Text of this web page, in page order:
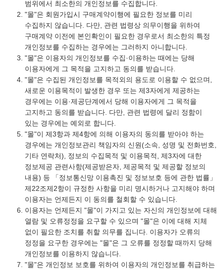
범위에서 최소한의 개인정보를 수집합니다.
"몰"은 회원가입시 구매계약이행에 필요한 정보를 미리
수집하지 않습니다. 다만, 관련 법령상 의무이행을 위하여
구매계약 이전에 본인확인이 필요한 경우로서 최소한의 특정
개인정보를 수집하는 경우에는 그러하지 아니합니다.
"몰"은 이용자의 개인정보를 수집·이용하는 때에는 당해
이용자에게 그 목적을 고지하고 동의를 받습니다.
"몰"은 수집된 개인정보를 목적외의 용도로 이용할 수 없으며,
새로운 이용목적이 발생한 경우 또는 제3자에게 제공하는
경우에는 이용·제공단계에서 당해 이용자에게 그 목적을
고지하고 동의를 받습니다. 다만, 관련 법령에 달리 정함이
있는 경우에는 예외로 합니다.
"몰"이 제3항과 제4항에 의해 이용자의 동의를 받아야 하는
경우에는 개인정보관리 책임자의 신원(소속, 성명 및 전화번호,
기타 연락처), 정보의 수집목적 및 이용목적, 제3자에 대한
정보제공 관련사항(제공받은자, 제공목적 및 제공할 정보의
내용) 등 「정보통신망 이용촉진 및 정보보호 등에 관한 법률」
제22조제2항이 규정한 사항을 미리 명시하거나 고지해야 하며
이용자는 언제든지 이 동의를 철회할 수 있습니다.
이용자는 언제든지 "몰"이 가지고 있는 자신의 개인정보에 대해
열람 및 오류정정을 요구할 수 있으며 "몰"은 이에 대해 지체
없이 필요한 조치를 취할 의무를 집니다. 이용자가 오류의
정정을 요구한 경우에는 "몰"은 그 오류를 정정할 때까지 당해
개인정보를 이용하지 않습니다.
"몰"은 개인정보 보호를 위하여 이용자의 개인정보를 취급하는